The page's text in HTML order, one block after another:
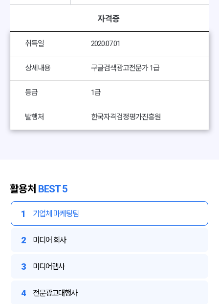
취득일 2020.07.01
상세내용 구글검색광고전문가 1급
등급 1급
발행처 한국자격검정평가진흥원
활용처 BEST 5
1 기업체 마케팅팀
2 미디어 회사
3 미디어랩사
4 전문광고대행사